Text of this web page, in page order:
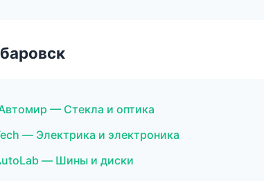
— Стекла и оптика
— Электрика и электроника
— Шины и диски